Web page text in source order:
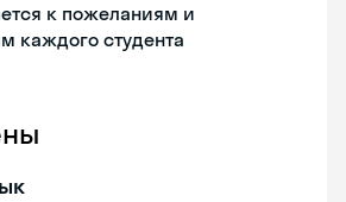
к пожеланиям и
каждого студента